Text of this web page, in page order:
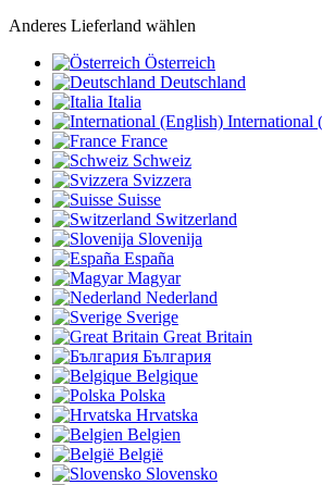
Anderes Lieferland wählen
Österreich
Deutschland
Italia
International
France
Schweiz
Svizzera
Suisse
Switzerland
Slovenija
España
Magyar
Nederland
Sverige
Great Britain
България
Belgique
Polska
Hrvatska
Belgien
België
Slovensko